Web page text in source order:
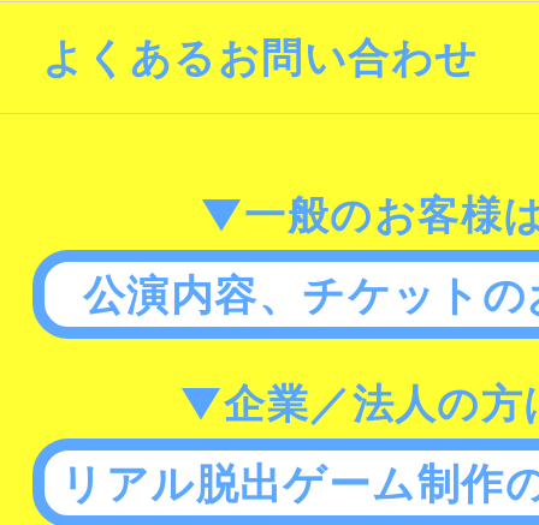
よくあるお問い合わせ
▼一般のお客様
公演内容、チケット
▼企業／法人の方
リアル脱出ゲーム制作